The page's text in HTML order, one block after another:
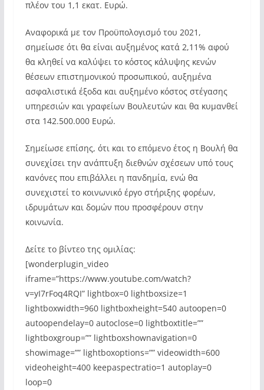
πλέον του 1,1 εκατ. Ευρώ.
Αναφορικά με τον Προϋπολογισμό του 2021,
σημείωσε ότι θα είναι αυξημένος κατά 2,11% αφού
θα κληθεί να καλύψει το κόστος κάλυψης κενών
θέσεων επιστημονικού προσωπικού, αυξημένα
ασφαλιστικά έξοδα και αυξημένο κόστος στέγασης
υπηρεσιών και γραφείων Βουλευτών και θα κυμανθεί
στα 142.500.000 Ευρώ.
Σημείωσε επίσης, ότι και το επόμενο έτος η Βουλή θα
συνεχίσει την ανάπτυξη διεθνών σχέσεων υπό τους
κανόνες που επιβάλλει η πανδημία, ενώ θα
συνεχιστεί το κοινωνικό έργο στήριξης φορέων,
ιδρυμάτων και δομών που προσφέρουν στην
κοινωνία.
Δείτε το βίντεο της ομιλίας:
[wonderplugin_video
iframe=”https://www.youtube.com/watch?
v=yI7rFoq4RQI” lightbox=0 lightboxsize=1
lightboxwidth=960 lightboxheight=540 autoopen=0
autoopendelay=0 autoclose=0 lightboxtitle=””
lightboxgroup=”” lightboxshownavigation=0
showimage=”” lightboxoptions=”” videowidth=600
videoheight=400 keepaspectratio=1 autoplay=0
loop=0